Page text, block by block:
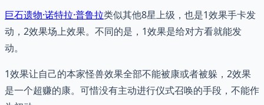
巨石遗物·诺特拉·普鲁拉类似其他8星上级，也是1效果手卡发
动，2效果场上效果。不同的是，1效果是给对方看就能发
动。
1效果让自己的本家怪兽效果全部不能被康或者被躲，2效果
是一个超赚的康。可惜没有主动进行仪式召唤的手段，不能作